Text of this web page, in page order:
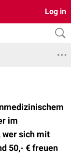
Log in
im
wer sich mit
50,- € freuen